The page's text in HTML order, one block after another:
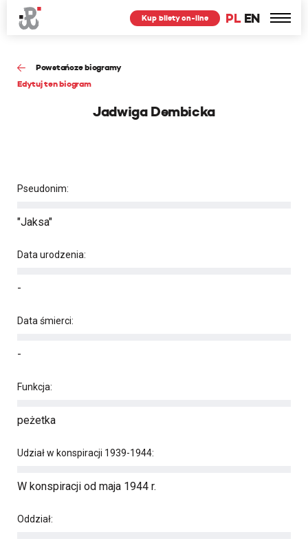
PL EN
Kup bilety on-line
Powstańcze biogramy
Edytuj ten biogram
Jadwiga Dembicka
Pseudonim:
"Jaksa"
Data urodzenia:
-
Data śmierci:
-
Funkcja:
peżetka
Udział w konspiracji 1939-1944:
W konspiracji od maja 1944 r.
Oddział: